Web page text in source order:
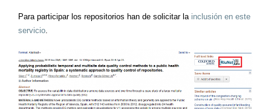
Para participar los repositorios han de solicitar la inclusión en este
servicio.